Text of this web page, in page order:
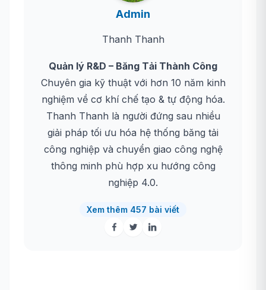
Admin
Thanh Thanh
Quản lý R&D – Băng Tải Thành Công
Chuyên gia kỹ thuật với hơn 10 năm kinh
nghiệm về cơ khí chế tạo & tự động hóa.
Thanh Thanh là người đứng sau nhiều
giải pháp tối ưu hóa hệ thống băng tải
công nghiệp và chuyển giao công nghệ
thông minh phù hợp xu hướng công
nghiệp 4.0.
Xem thêm 457 bài viết